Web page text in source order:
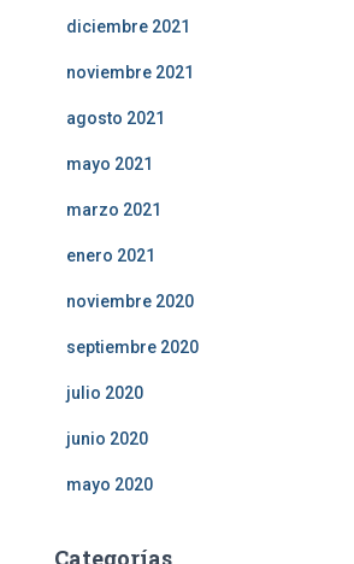
diciembre 2021
noviembre 2021
agosto 2021
mayo 2021
marzo 2021
enero 2021
noviembre 2020
septiembre 2020
julio 2020
junio 2020
mayo 2020
Categorías